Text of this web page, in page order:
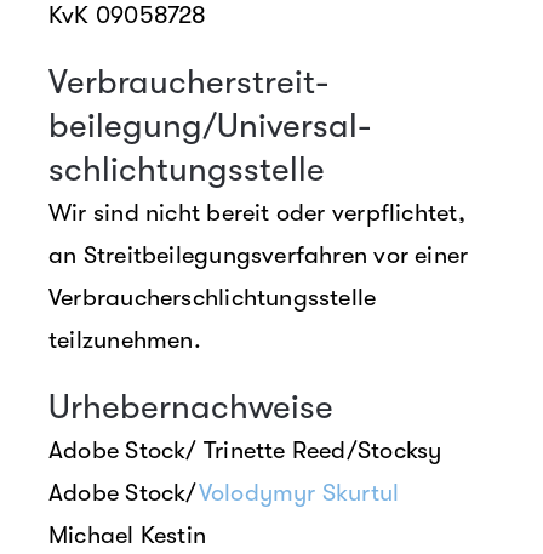
KvK 09058728
Verbraucher­streit­
beilegung/Universal­
schlichtungs­stelle
Wir sind nicht bereit oder verpflichtet,
an Streitbeilegungsverfahren vor einer
Verbraucherschlichtungsstelle
teilzunehmen.
Urhebernachweise
Adobe Stock/ Trinette Reed/Stocksy
Adobe Stock/Volodymyr Skurtul
Michael Kestin